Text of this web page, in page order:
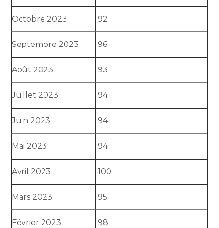
Octobre 2023 92
Septembre 2023 96
Août 2023 93
Juillet 2023 94
Juin 2023 94
Mai 2023 94
Avril 2023 100
Mars 2023 95
Février 2023 98